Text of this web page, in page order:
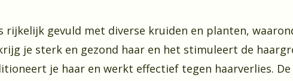
rijkelijk gevuld met diverse kruiden en planten,
je sterk en gezond haar en het stimuleert de
je haar en werkt effectief tegen haarverlies.